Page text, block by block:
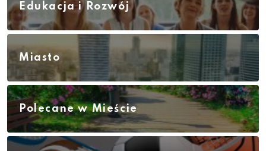
Edukacja i Rozwój
Miasto
Polecane w Mieście